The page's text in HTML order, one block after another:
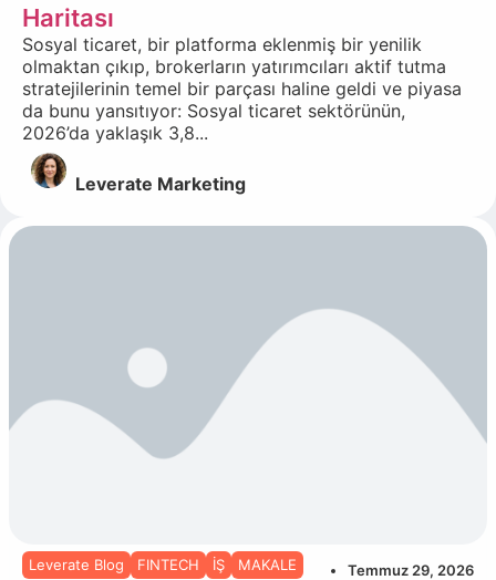
Haritası
Sosyal ticaret, bir platforma eklenmiş bir yenilik
olmaktan çıkıp, brokerların yatırımcıları aktif tutma
stratejilerinin temel bir parçası haline geldi ve piyasa
da bunu yansıtıyor: Sosyal ticaret sektörünün,
2026’da yaklaşık 3,8...
Leverate Marketing
Leverate Blog FINTECH İŞ MAKALE Temmuz 29, 2026